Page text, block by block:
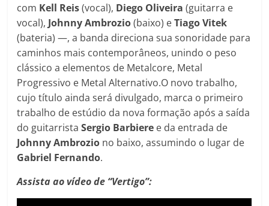
com Kell Reis(vocal), Diego Oliveira (guitarra e
vocal), Johnny Ambrozio(baixo) eTiago Vitek
(bateria) —, a banda direciona sua sonoridade para
caminhos mais contemporâneos, unindo o peso
clássico a elementos de Metalcore, Metal
Progressivo e Metal Alternativo.O novo trabalho,
cujo título ainda será divulgado, marca o primeiro
trabalho de estúdio da nova formação após a saída
do guitarristaSergio Barbiere e da entrada de
Johnny Ambrozio no baixo, assumindo o lugar de
Gabriel Fernando.
Assista ao vídeo de “Vertigo”: